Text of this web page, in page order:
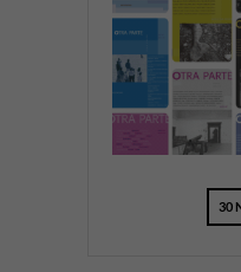
30